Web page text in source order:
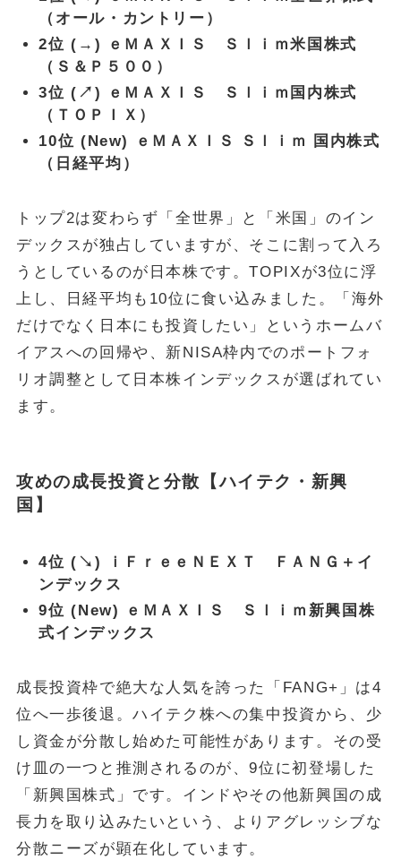
（オール・カントリー）
2位 (→) ｅＭＡＸＩＳ Ｓｌｉｍ米国株式
（Ｓ＆Ｐ５００）
3位 (↗) ｅＭＡＸＩＳ Ｓｌｉｍ国内株式
（ＴＯＰＩＸ）
10位 (New) ｅＭＡＸＩＳ Ｓｌｉｍ 国内株式
（日経平均）
トップ2は変わらず「全世界」と「米国」のイン
デックスが独占していますが、そこに割って入ろ
うとしているのが日本株です。TOPIXが3位に浮
上し、日経平均も10位に食い込みました。「海外
だけでなく日本にも投資したい」というホームバ
イアスへの回帰や、新NISA枠内でのポートフォ
リオ調整として日本株インデックスが選ばれてい
ます。
攻めの成長投資と分散【ハイテク・新興
国】
4位 (↘) ｉＦｒｅｅＮＥＸＴ ＦＡＮＧ＋イ
ンデックス
9位 (New) ｅＭＡＸＩＳ Ｓｌｉｍ新興国株
式インデックス
成長投資枠で絶大な人気を誇った「FANG+」は4
位へ一歩後退。ハイテク株への集中投資から、少
し資金が分散し始めた可能性があります。その受
け皿の一つと推測されるのが、9位に初登場した
「新興国株式」です。インドやその他新興国の成
長力を取り込みたいという、よりアグレッシブな
分散ニーズが顕在化しています。